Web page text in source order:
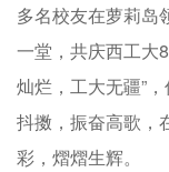
多名校友在萝莉岛
一堂，共庆西工大
灿烂，工大无疆”
抖擞，振奋高歌，
彩，熠熠生辉。